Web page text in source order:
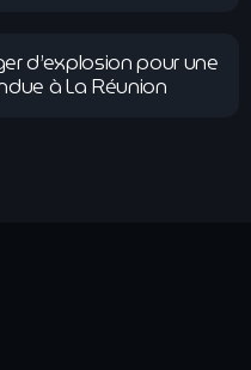
d’explosion pour une
à La Réunion